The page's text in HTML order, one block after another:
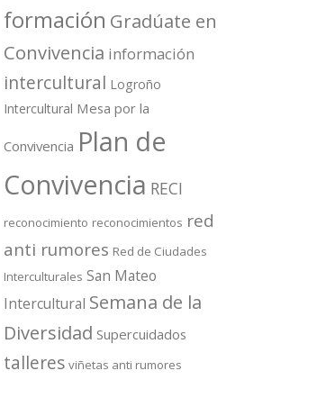
formación Gradúate en
Convivencia información
intercultural Logroño
Intercultural Mesa por la
Convivencia Plan de
Convivencia RECI
reconocimiento reconocimientos red
anti rumores Red de Ciudades
Interculturales San Mateo
Intercultural Semana de la
Diversidad Supercuidados
talleres viñetas anti rumores